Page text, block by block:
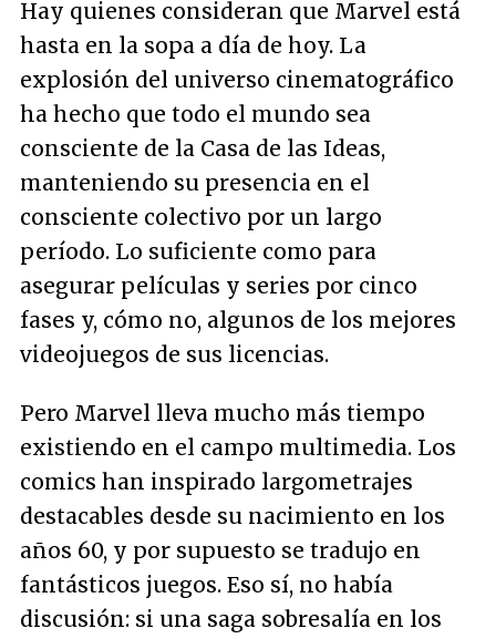
Hay quienes consideran que Marvel está
hasta en la sopa a día de hoy. La
explosión del universo cinematográfico
ha hecho que todo el mundo sea
consciente de la Casa de las Ideas,
manteniendo su presencia en el
consciente colectivo por un largo
período. Lo suficiente como para
asegurar películas y series por cinco
fases y, cómo no, algunos de los mejores
videojuegos de sus licencias.
Pero Marvel lleva mucho más tiempo
existiendo en el campo multimedia. Los
comics han inspirado largometrajes
destacables desde su nacimiento en los
años 60, y por supuesto se tradujo en
fantásticos juegos. Eso sí, no había
discusión: si una saga sobresalía en los